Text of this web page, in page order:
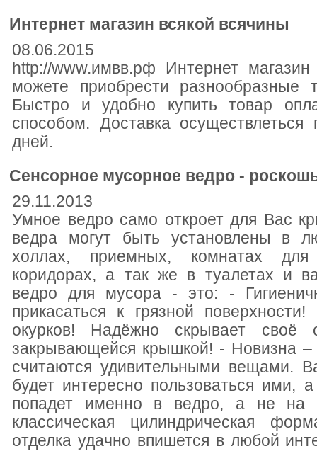
Интернет магазин всякой всячины
08.06.2015
http://www.имвв.рф Интернет
можете приобрести разнообразные
Быстро и удобно купить товар
способом. Доставка
дней.
Сенсорное мусорное ведро -
29.11.2013
Умное ведро само откроет для Вас
ведра могут быть установлены в
холлах, приемных, комнатах для
коридорах, а так же в туалетах и
ведро для мусора - это: -
прикасаться к грязной
окурков! Надёжно скрывает своё
закрывающейся крышкой! - Новизна
считаются удивительными вещами.
будет интересно пользоваться ими,
попадет именно в ведро, а не
классическая цилиндрическая
отделка удачно впишется в любой